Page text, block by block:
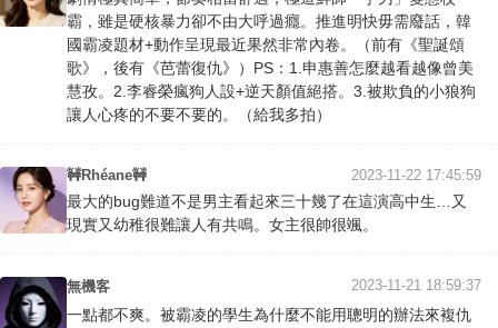
霸，雖是硬核暴力卻不由大呼過癮。推進明快毋需廢話，韓
國霸凌題材+動作呈現最近果然非常內卷。（前有《聖誕頌
歌》，後有《芭蕾復仇》）PS：1.申惠善怎麼越看越像曾美
慧孜。2.李睿榮瘋狗人設+逆天顏值絕搭。3.被欺負的小狼狗
讓人心疼的不要不要的。（給我多拍）
🚧Rhéane🚧 2023-11-22 17:45:59
最大的bug難道不是男主看起來三十幾了在這演高中生…又
現實又幼稚很難讓人有共鳴。女主很帥很颯。
無機客 2023-11-21 18:59:37
一點都不爽。被霸凌的學生為什麼不能用聰明的辦法來複仇